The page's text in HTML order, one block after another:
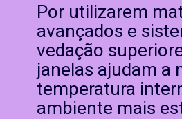
Por utilizarem
avançados e
vedação
janelas ajudam a
temperatura
ambiente mais